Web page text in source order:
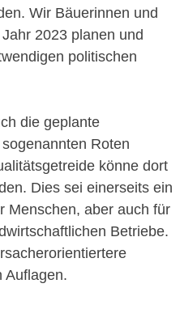
Wir Bäuerinnen und
2023 planen und
politischen
die geplante
Roten
könne dort
Dies sei einerseits ein
Menschen, aber auch für
Betriebe.
Auflagen.